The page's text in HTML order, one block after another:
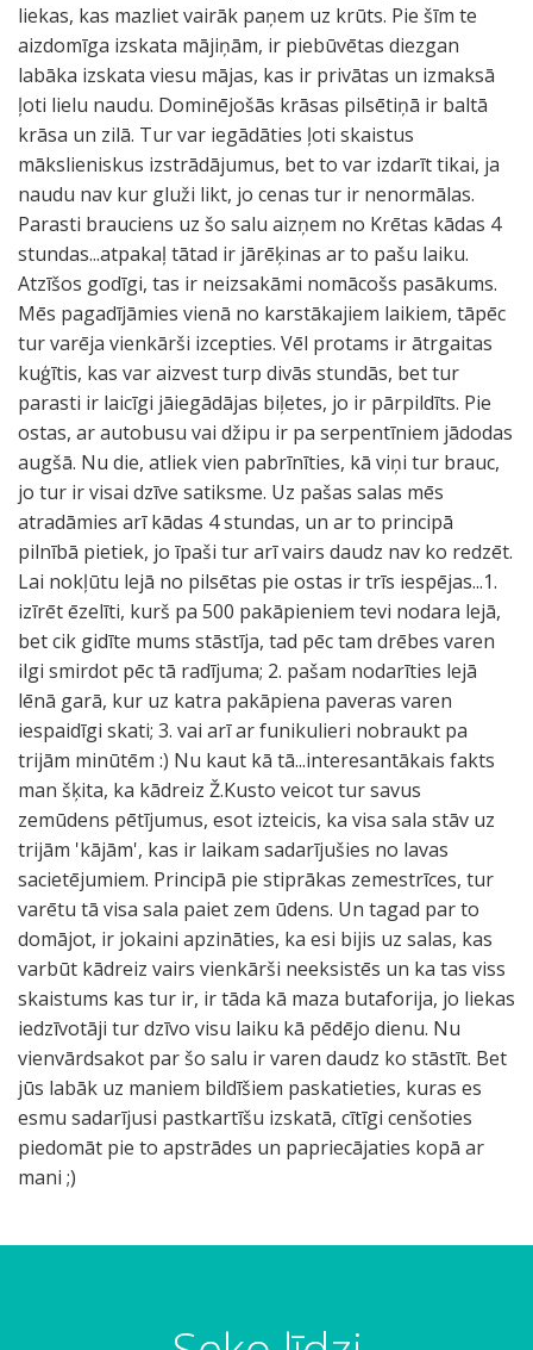
liekas, kas mazliet vairāk paņem uz krūts. Pie šīm te
aizdomīga izskata mājiņām, ir piebūvētas diezgan
labāka izskata viesu mājas, kas ir privātas un izmaksā
ļoti lielu naudu. Dominējošās krāsas pilsētiņā ir baltā
krāsa un zilā. Tur var iegādāties ļoti skaistus
mākslieniskus izstrādājumus, bet to var izdarīt tikai, ja
naudu nav kur gluži likt, jo cenas tur ir nenormālas.
Parasti brauciens uz šo salu aizņem no Krētas kādas 4
stundas...atpakaļ tātad ir jārēķinas ar to pašu laiku.
Atzīšos godīgi, tas ir neizsakāmi nomācošs pasākums.
Mēs pagadījāmies vienā no karstākajiem laikiem, tāpēc
tur varēja vienkārši izcepties. Vēl protams ir ātrgaitas
kuģītis, kas var aizvest turp divās stundās, bet tur
parasti ir laicīgi jāiegādājas biļetes, jo ir pārpildīts. Pie
ostas, ar autobusu vai džipu ir pa serpentīniem jādodas
augšā. Nu die, atliek vien pabrīnīties, kā viņi tur brauc,
jo tur ir visai dzīve satiksme. Uz pašas salas mēs
atradāmies arī kādas 4 stundas, un ar to principā
pilnībā pietiek, jo īpaši tur arī vairs daudz nav ko redzēt.
Lai nokļūtu lejā no pilsētas pie ostas ir trīs iespējas...1.
izīrēt ēzelīti, kurš pa 500 pakāpieniem tevi nodara lejā,
bet cik gidīte mums stāstīja, tad pēc tam drēbes varen
ilgi smirdot pēc tā radījuma; 2. pašam nodarīties lejā
lēnā garā, kur uz katra pakāpiena paveras varen
iespaidīgi skati; 3. vai arī ar funikulieri nobraukt pa
trijām minūtēm :) Nu kaut kā tā...interesantākais fakts
man šķita, ka kādreiz Ž.Kusto veicot tur savus
zemūdens pētījumus, esot izteicis, ka visa sala stāv uz
trijām 'kājām', kas ir laikam sadarījušies no lavas
sacietējumiem. Principā pie stiprākas zemestrīces, tur
varētu tā visa sala paiet zem ūdens. Un tagad par to
domājot, ir jokaini apzināties, ka esi bijis uz salas, kas
varbūt kādreiz vairs vienkārši neeksistēs un ka tas viss
skaistums kas tur ir, ir tāda kā maza butaforija, jo liekas
iedzīvotāji tur dzīvo visu laiku kā pēdējo dienu. Nu
vienvārdsakot par šo salu ir varen daudz ko stāstīt. Bet
jūs labāk uz maniem bildīšiem paskatieties, kuras es
esmu sadarījusi pastkartīšu izskatā, cītīgi cenšoties
piedomāt pie to apstrādes un papriecājaties kopā ar
mani ;)